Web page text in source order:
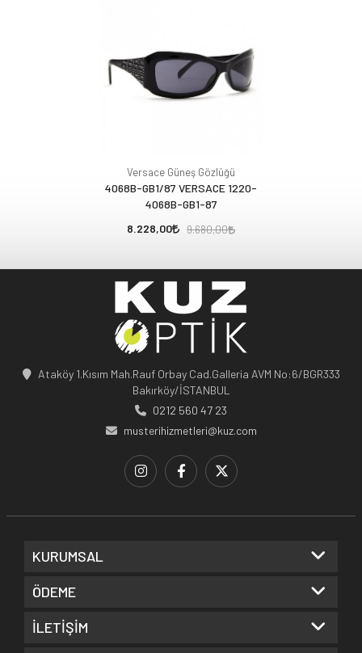
Versace Güneş Gözlüğü
4068B-GB1/87 VERSACE 1220-
4068B-GB1-87
8.228,00
9.680,00
Ataköy 1.Kısım Mah.Rauf Orbay Cad.Galleria AVM No:6/BGR333
Bakırköy/İSTANBUL
0212 560 47 23
musterihizmetleri@kuz.com
KURUMSAL
ÖDEME
İLETİŞİM